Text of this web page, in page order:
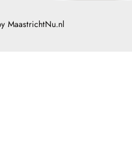
MaastrichtNu.nl